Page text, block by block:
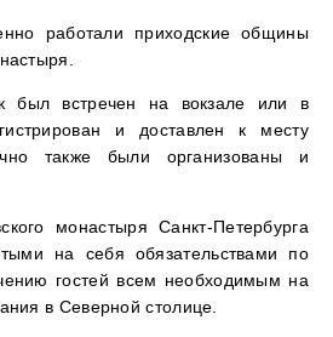
работали приходские общины
был встречен на вокзале или в
и доставлен к месту
также были организованы и
монастыря Санкт-Петербурга
на себя обязательствами по
гостей всем необходимым на
в Северной столице.